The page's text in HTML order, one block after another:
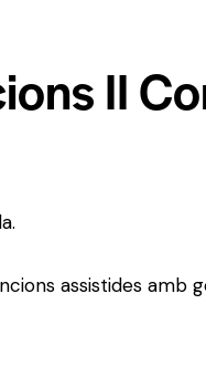
II
assistides amb